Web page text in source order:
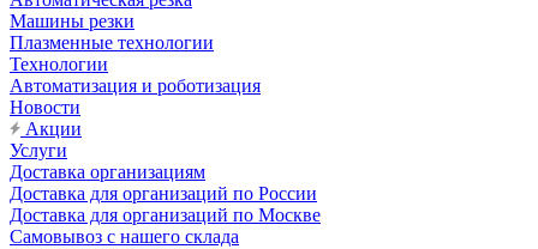
Машины резки
Плазменные технологии
Технологии
Автоматизация и роботизация
Новости
Акции
Услуги
Доставка организациям
Доставка для организаций по России
Доставка для организаций по Москве
Самовывоз с нашего склада